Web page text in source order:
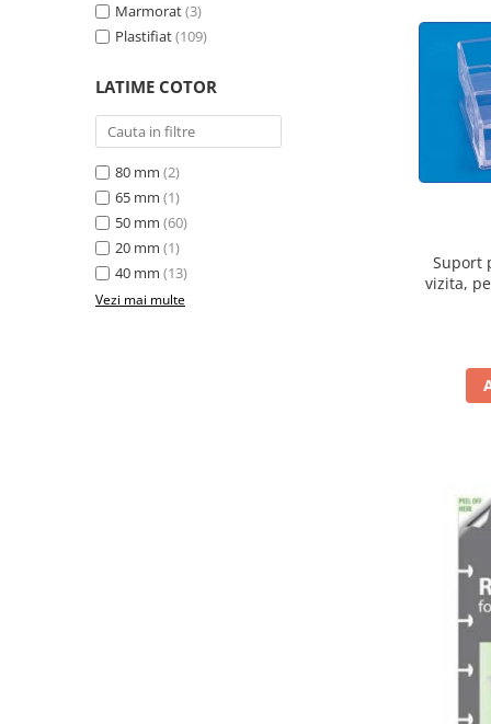
Mobilier de birou
Rafturi arhivare
Scaune operationale pentru birou
Suporturi ergonomice
Produse curatenie pentru birou
Accesorii protocol
Marmorat(3)
Plastifiat(109)
LATIME COTOR
80 mm (2)
65 mm (1)
50 mm (60)
20 mm (1)
40 mm (13)
Vezi mai multe
Suport
vizita,